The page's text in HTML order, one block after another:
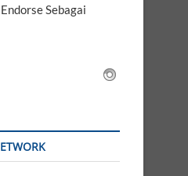
Sebagai